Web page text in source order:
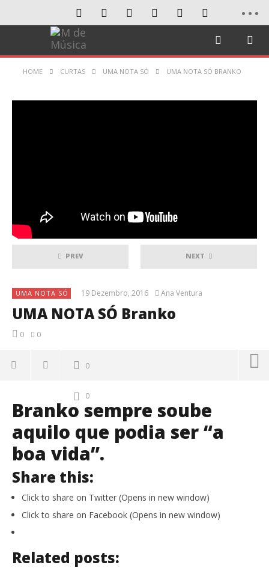
HOME CURTAS UMA NOTA SÓ UMA NOTA SÓ BRANKO
PREV NEXT
UMA NOTA SÓ 19 Dezembro, 2016 Ana Ventura
UMA NOTA SÓ Branko
0 0
0
0
Branko sempre soube
aquilo que podia ser “a
boa vida”.
Share this:
Click to share on Twitter (Opens in new window)
Click to share on Facebook (Opens in new window)
Related posts: